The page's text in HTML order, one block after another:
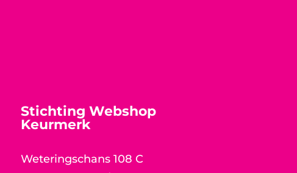
Stichting Webshop
Keurmerk
Weteringschans 108 C